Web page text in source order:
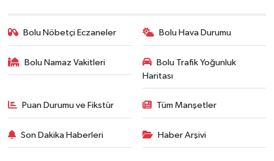
Bolu Nöbetçi Eczaneler Bolu Hava Durumu
Bolu Namaz Vakitleri
Bolu Trafik Yoğunluk
Haritası
Puan Durumu ve Fikstür Tüm Manşetler
Son Dakika Haberleri Haber Arşivi